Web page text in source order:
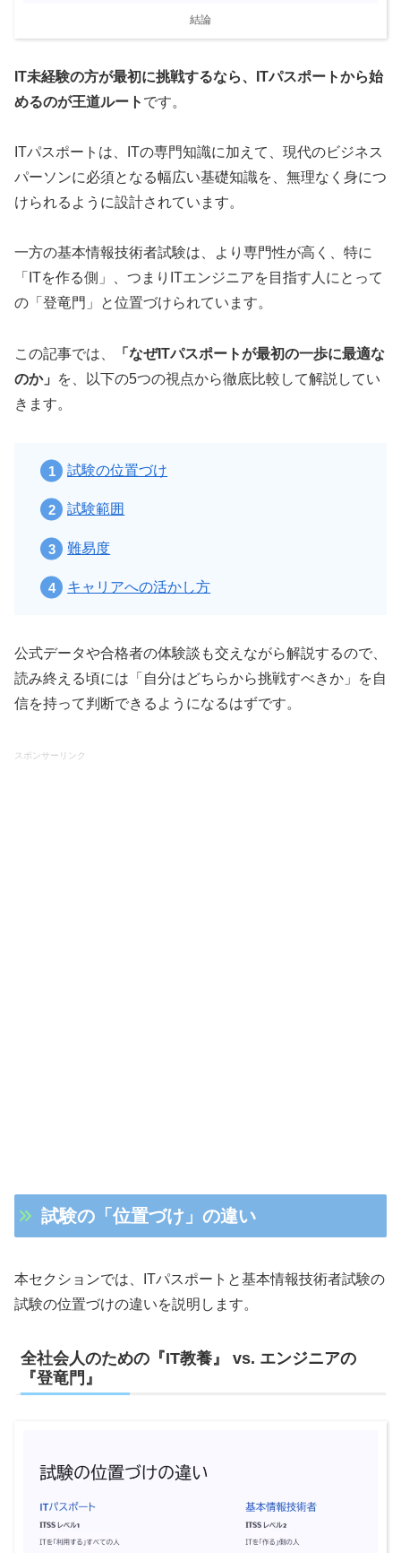
結論
IT未経験の方が最初に挑戦するなら、ITパスポートから始
めるのが王道ルート です。
ITパスポートは、ITの専門知識に加えて、現代のビジネス
パーソンに必須となる幅広い基礎知識を、無理なく身につ
けられるように設計されています。
一方の基本情報技術者試験は、より専門性が高く、特に
「ITを作る側」、つまりITエンジニアを目指す人にとって
の「登竜門」と位置づけられています。
この記事では、
「なぜITパスポートが最初の一歩に最適な
のか」
を、以下の5つの視点から徹底比較して解説してい
きます。
試験の位置づけ
試験範囲
難易度
キャリアへの活かし方
公式データや合格者の体験談も交えながら解説するので、
読み終える頃には「自分はどちらから挑戦すべきか」を自
信を持って判断できるようになるはずです。
スポンサーリンク
試験の「位置づけ」の違い
本セクションでは、ITパスポートと基本情報技術者試験の
試験の位置づけの違いを説明します。
全社会人のための『IT教養』 vs. エンジニアの
『登竜門』